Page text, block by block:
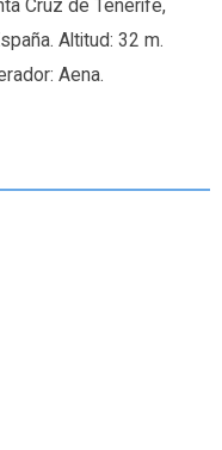
Cruz de Tenerife,
Altitud: 32 m.
Aena.